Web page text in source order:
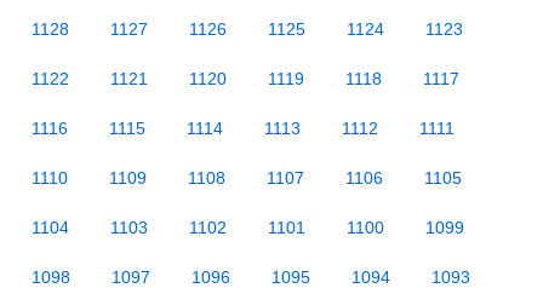
1128 1127 1126 1125 1124 1123
1122 1121 1120 1119 1118 1117
1116 1115 1114 1113 1112 1111
1110 1109 1108 1107 1106 1105
1104 1103 1102 1101 1100 1099
1098 1097 1096 1095 1094 1093